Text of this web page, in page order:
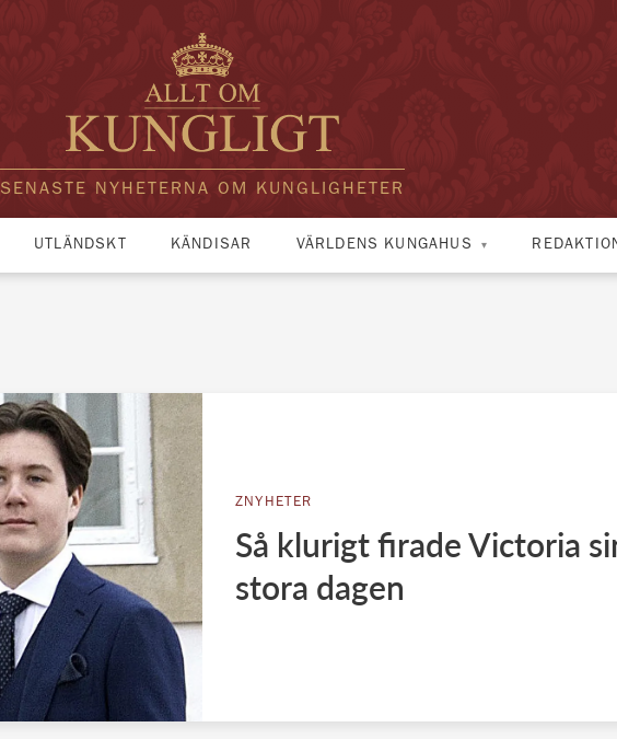
SENASTE NYHETERNA OM KUNGLIGHETER
UTLÄNDSKT KÄNDISAR VÄRLDENS KUNGAHUS
ZNYHETER
Så klurigt firade Victoria
stora dagen